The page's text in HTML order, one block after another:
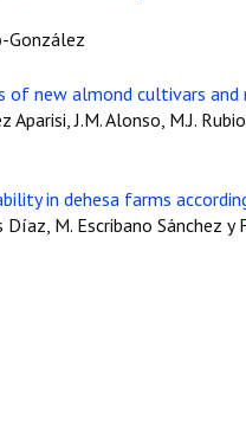
González
of new almond cultivars
Aparisi, J.M. Alonso, M.J.
in dehesa farms
Díaz, M. Escribano Sánchez y